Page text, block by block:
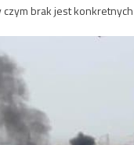
czym brak jest